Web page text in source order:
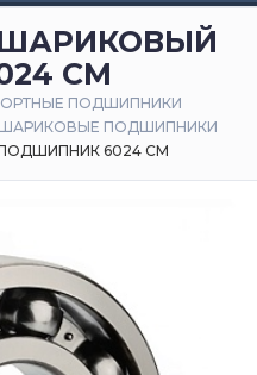
CM
ПОДШИПНИКИ
ПОДШИПНИКИ
6024 CM